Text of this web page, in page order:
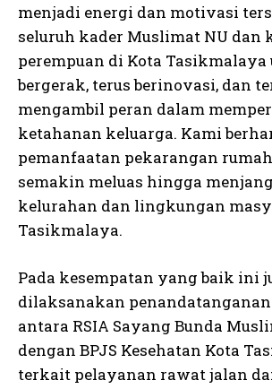
menjadi energi dan motivasi
seluruh kader Muslimat NU dan
perempuan di Kota
bergerak, terus berinovasi, dan
mengambil peran dalam
ketahanan keluarga. Kami
pemanfaatan pekarangan
semakin meluas hingga
kelurahan dan lingkungan
Tasikmalaya.
Pada kesempatan yang baik ini
dilaksanakan
antara RSIA Sayang Bunda
dengan BPJS Kesehatan Kota
terkait pelayanan rawat jalan